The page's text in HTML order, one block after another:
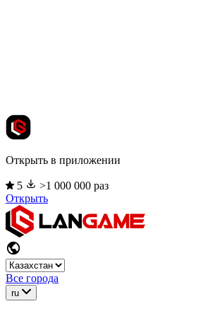
Открыть в приложении
5
>1 000 000 раз
Открыть
Все города
ru